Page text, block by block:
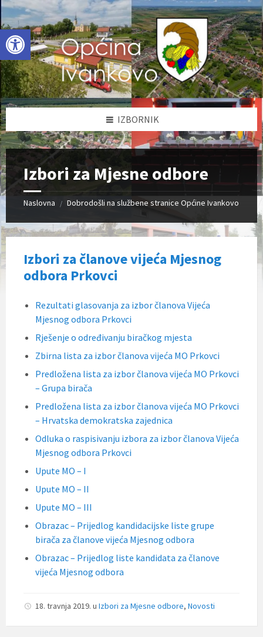
Open toolbar
Skip
to
content
Skip
to
left
sidebar
Skip
to
footer
IZBORNIK
Izbori za Mjesne odbore
Naslovna / Dobrodošli na službene stranice Općine Ivankovo
Izbori za članove vijeća Mjesnog
odbora Prkovci
Rezultati glasovanja za izbor članova Vijeća
Mjesnog odbora Prkovci
Rješenje o određivanju biračkog mjesta
Zbirna lista za izbor članova vijeća MO Prkovci
Predložena lista za izbor članova vijeća MO Prkovci
– Grupa birača
Predložena lista za izbor članova vijeća MO Prkovci
– Hrvatska demokratska zajednica
Odluka o raspisivanju izbora za izbor članova Vijeća
Mjesnog odbora Prkovci
Upute MO – I
Upute MO – II
Upute MO – III
Obrazac – Prijedlog kandidacijske liste grupe
birača za članove vijeća Mjesnog odbora
Obrazac – Prijedlog liste kandidata za članove
vijeća Mjesnog odbora
18. travnja 2019. u Izbori za Mjesne odbore, Novosti